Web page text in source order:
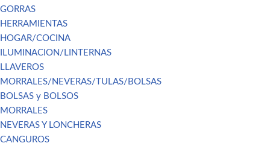
GORRAS
HERRAMIENTAS
HOGAR/COCINA
ILUMINACION/LINTERNAS
LLAVEROS
MORRALES/NEVERAS/TULAS/BOLSAS
BOLSAS y BOLSOS
MORRALES
NEVERAS Y LONCHERAS
CANGUROS